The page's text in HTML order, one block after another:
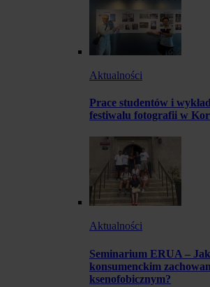
Aktualności
Prace studentów i
festiwalu fotografii w
Aktualności
Seminarium ERUA –
konsumenckim
ksenofobicznym?